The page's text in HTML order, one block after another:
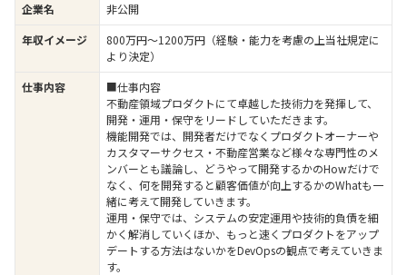
企業名
非公開
年収イメージ
800万円〜1200万円（経験・能力を考慮の上当社規定に
より決定）
仕事内容
■仕事内容
不動産領域プロダクトにて卓越した技術力を発揮して、
開発・運用・保守をリードしていただきます。
機能開発では、開発者だけでなくプロダクトオーナーや
カスタマーサクセス・不動産営業など様々な専門性のメ
ンバーとも議論し、どうやって開発するかのHowだけで
なく、何を開発すると顧客価値が向上するかのWhatも一
緒に考えて開発していきます。
運用・保守では、システムの安定運用や技術的負債を細
かく解消していくほか、もっと速くプロダクトをアップ
デートする方法はないかをDevOpsの観点で考えていきま
す。